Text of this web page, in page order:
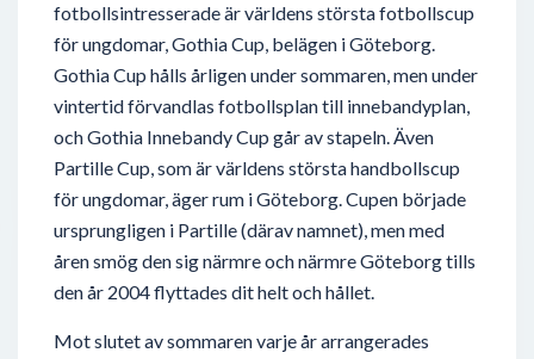
fotbollsintresserade är världens största fotbollscup
för ungdomar, Gothia Cup, belägen i Göteborg.
Gothia Cup hålls årligen under sommaren, men under
vintertid förvandlas fotbollsplan till innebandyplan,
och Gothia Innebandy Cup går av stapeln. Även
Partille Cup, som är världens största handbollscup
för ungdomar, äger rum i Göteborg. Cupen började
ursprungligen i Partille (därav namnet), men med
åren smög den sig närmre och närmre Göteborg tills
den år 2004 flyttades dit helt och hållet.
Mot slutet av sommaren varje år arrangerades